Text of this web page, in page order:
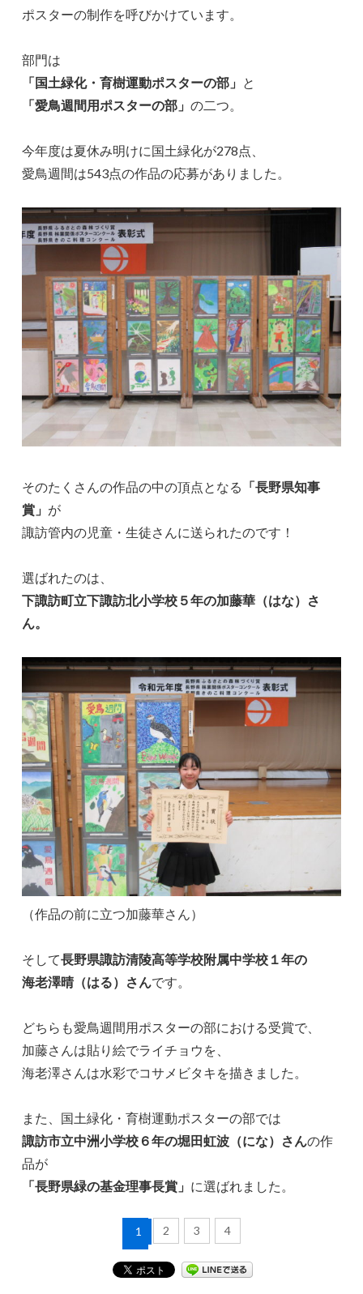
ポスターの制作を呼びかけています。
部門は
「国土緑化・育樹運動ポスターの部」
と
「愛鳥週間用ポスターの部」の二つ。
今年度は夏休み明けに国土緑化が278点、
愛鳥週間は543点の作品の応募がありました。
そのたくさんの作品の中の頂点となる 「長野県知事
賞」 が
諏訪管内の児童・生徒さんに送られたのです！
選ばれたのは、
下諏訪町立下諏訪北小学校５年の加藤華（はな）さ
ん。
（作品の前に立つ加藤華さん）
そして長野県諏訪清陵高等学校附属中学校１年の
海老澤晴（はる）さんです。
どちらも愛鳥週間用ポスターの部における受賞で、
加藤さんは貼り絵でライチョウを、
海老澤さんは水彩でコサメビタキを描きました。
また、国土緑化・育樹運動ポスターの部では
諏訪市立中洲小学校６年の堀田虹波（にな）さんの作
品が
「長野県緑の基金理事長賞」 に選ばれました。
1 2 3 4